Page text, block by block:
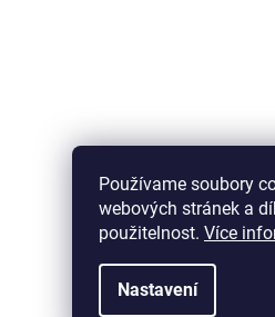
Používame soubory
webových stránek a
použitelnost. Více
Nastavení